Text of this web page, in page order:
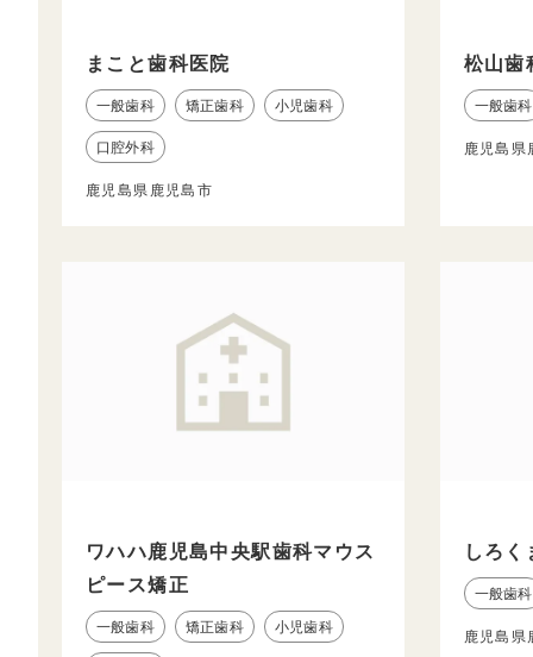
まこと歯科医院
一般歯科 矯正歯科 小児歯科
口腔外科
鹿児島県鹿児島市
松山歯
一般歯科
鹿児島県
ワハハ鹿児島中央駅歯科マウス
ピース矯正
一般歯科 矯正歯科 小児歯科
しろく
一般歯科
鹿児島県